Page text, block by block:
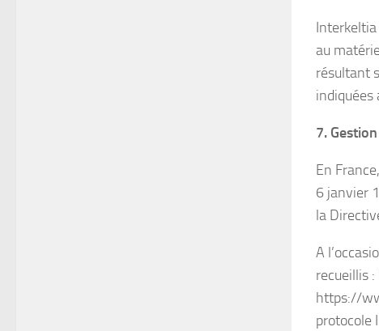
au
résultant
indiquées
7.
En
6 janvier
la
A
recueillis :
https://
protocole